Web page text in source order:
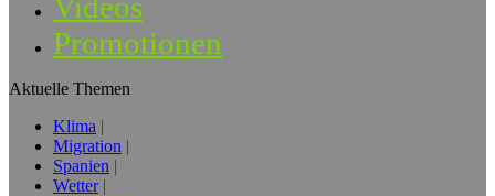
Promotionen
Aktuelle Themen
Klima
Migration
Spanien
Wetter